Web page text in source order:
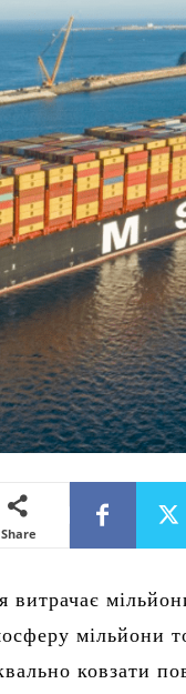
Share
мільйони
ковзати